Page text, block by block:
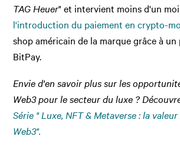
TAG Heuer" et intervient moins d'un
l'introduction du paiement en crypto-
shop américain de la marque grâce à
BitPay.
Envie d'en savoir plus sur les
Web3 pour le secteur du luxe ?
Série " Luxe, NFT & Metaverse : la
Web3".